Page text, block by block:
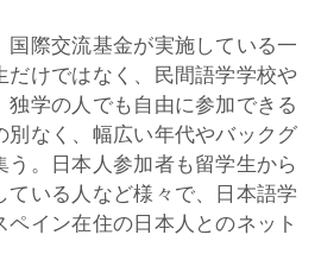
国際交流基金が実施している一
けではなく、民間語学学校や
学の人でも自由に参加できる
別なく、幅広い年代やバックグ
う。日本人参加者も留学生から
いる人など様々で、日本語学
イン在住の日本人とのネット